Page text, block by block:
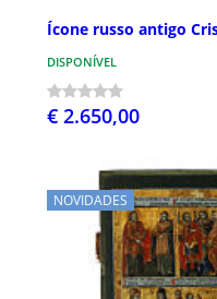
Ícone russo antigo
DISPONÍVEL
€ 2.650,00
NOVIDADES